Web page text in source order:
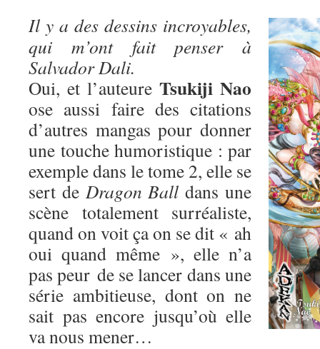
Il y a des dessins incroyables,
qui m’ont fait penser à
Salvador Dali.
Oui, et l’auteure Tsukiji Nao
ose aussi faire des citations
d’autres mangas pour donner
une touche humoristique : par
exemple dans le tome 2, elle se
sert de Dragon Ball dans une
scène totalement surréaliste,
quand on voit ça on se dit « ah
oui quand même », elle n’a
pas peur de se lancer dans une
série ambitieuse, dont on ne
sait pas encore jusqu’où elle
va nous mener…